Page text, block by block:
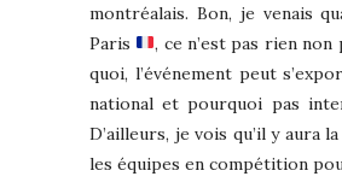
montréalais. Bon, je venais
Paris
, ce n’est pas rien non
quoi, l’événement peut
national et pourquoi pas
D’ailleurs, je vois qu’il y aura
les équipes en compétition